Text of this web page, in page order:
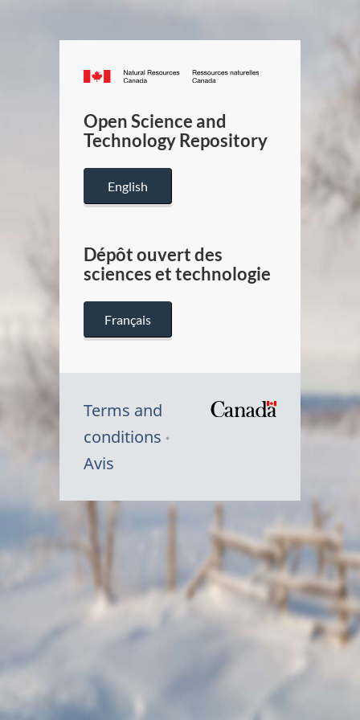
Canada.ca
/
Canada
Open Science and
Technology Repository
English
Dépôt ouvert des
sciences et technologie
Français
Terms and
conditions
Avis
Symbole
Canada